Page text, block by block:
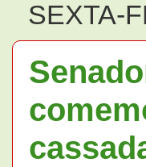
SEXTA-